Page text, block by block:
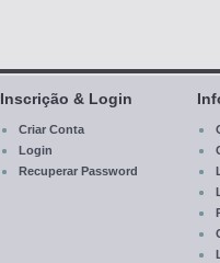
Inscrição & Login
Criar Conta
Login
Recuperar Password